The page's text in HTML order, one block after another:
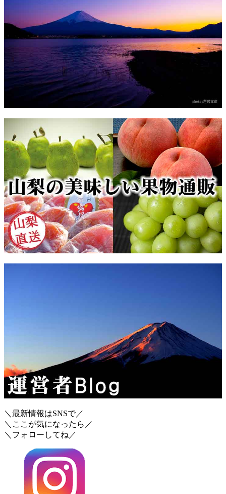
＼最新情報はSNSで／
＼ここが気になったら／
＼フォローしてね／